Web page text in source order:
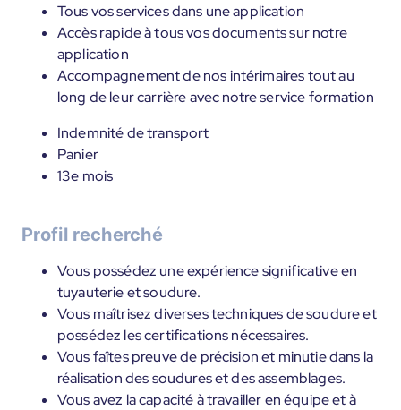
Tous vos services dans une application
Accès rapide à tous vos documents sur notre
application
Accompagnement de nos intérimaires tout au
long de leur carrière avec notre service formation
Indemnité de transport
Panier
13e mois
Profil recherché
Vous possédez une expérience significative en
tuyauterie et soudure.
Vous maîtrisez diverses techniques de soudure et
possédez les certifications nécessaires.
Vous faîtes preuve de précision et minutie dans la
réalisation des soudures et des assemblages.
Vous avez la capacité à travailler en équipe et à